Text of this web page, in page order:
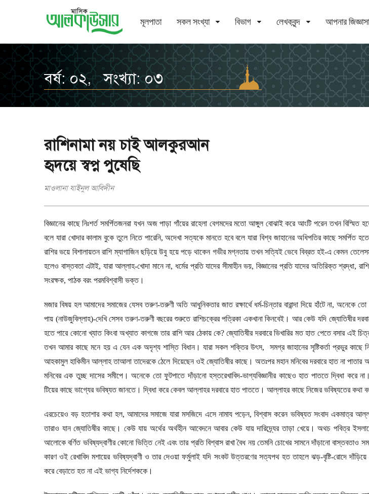
মূলপাতা সকল সংখ্যা বিভাগ লেখকবৃন্দ আপনার জিজ্ঞাসা
বর্ষ: ০২, সংখ্যা: ০৩
রাশিনামা নয় চাই আলকুরআন
হৃদয়ে স্বপ্ন পুষেছি
মাওলানা যাইনুল আবিদীন
বিজ্ঞানের কাছে নিঃশর্ত সমর্পিতজনরা যখন অজ পাড়া গাঁয়ের রাহেলা বেগমদের মতো আঙ্গুল বোঝাই করে আংটি পরেন তখন বিস্মিত
বলে যারা খোদার কালাম বুকে তুলে নিতে পারেনি,অদেখা সত্যকে মানতে হবে বলে যারা বিশ্ব জাহানের অধিপতির কাছে সমর্পিত হতে
রাশির ভয়ে বিশালায়তন রাশি ম্যাগাজিন ছড়িয়ে উবু হয়ে পড়ে থাকেন গভীর মগ্নতায় তখন সত্যিই ভেবে বিব্রত হই-এ কেমন
হলেও বাস্তবতা এটাই, যারা আল্লাহ-খোদা মানে না, ধর্মের প্রতি যাদের সীমাহীন ভয়, বিজ্ঞানের প্রতি যাদের অতিরিক্ত শ্রদ্ধা,
সংরক্ষক, পাঠক বরং পরমবিশ্বাসী ভক্ত।
মজার বিষয় হল আমাদের সমাজের যেসব তরুণ-তরুণী অতি আধুনিকতার জাত রক্ষার্থে ধর্ম-চিন্তার বারান্দা দিয়ে হাঁটে না,অনেকে তো
পায় (নাউজুবিল্লাহ)-দেখি সেসব তরুণ-তরুণী বছরের শুরুতে রাশিচক্রের পত্রিকা একখানা কিনবেই। আর কেউ যদি জ্যোতিষীর
হতে পারে কোনো খ্যাত কিংবা অখ্যাত কাগজে তার রাশি আর ঠেকায় কে?জ্যোতিষীর দরবারে ভিখারির মত হাত পেতে বসার এই
তখন আমার কাছে মনে হয় এ যেন এক অদৃশ্য শাস্তি বিধান। যারা সকল শক্তির উৎস, সমগ্র জাহানের সৃষ্টিকর্তা প্রভুর কাছে
আহকামুল হাকিমীন আল্লাহ তাআলা তাদেরকে ঠেলে দিয়েছেন ওই জ্যোতিষীর কাছে। অতঃপর মহান মনিবের দরবারে হাত না পাতার
মনিবের এক তুচ্ছ দাসের সমীপে। অনেকে তো ফুটপাতে দাঁড়ানো হস্তরেখাবিদ-ভাগ্যবিজ্ঞানীর কাছেও হাত পাততে দ্বিধা করে
টিয়ের কাছে ভাগ্যের ভবিষ্যত জানতে। দ্বিধা করে কেবল আল্লাহর দরবারে হাত পাততে। আল্লাহর কাছে নিজের ভবিষ্যতের কথা
এরচেয়েও বড় হতাশার কথা হল, আমাদের সমাজে যারা মসজিদে এসে নামায পড়েন,বিশ্বাস করেন ভবিষ্যত সংবাদ একমাত্র
তারাও যান জ্যোতিষীর কাছে। কেউ যায় অর্থের অর্থহীন আবেদনে আবার কেউ যায় দারিদ্র্যের তাড়া খেয়ে। অথচ পবিত্র
আলোকে বর্ণিত ভবিষ্যদ্বাণীর কোনো ভিত্তি নেই এবং তার প্রতি বিশ্বাস রাখা বৈধ নয় তেমনি চোখের সামনে দাঁড়ানো বাস্তবতাও
কারণ ওই রেখাবিদ মশায়ের ভবিষ্যদ্বাণী ও তার দেওয়া ফর্মুলাই যদি সংকট উত্তরণের সত্যপথ হত তাহলে ঝড়-বৃষ্টি-রোদে
করে বেড়াতে হত না এই ভাগ্য নির্দেশককে।